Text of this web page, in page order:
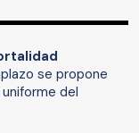
se propone
del